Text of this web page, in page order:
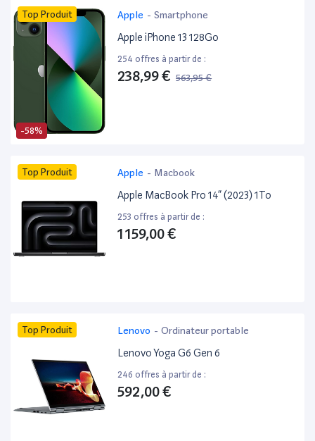
-58%
Top Produit Apple - Smartphone
Apple iPhone 13 128Go
254 offres à partir de :
238,99 € 563,95 €
Top Produit Apple - Macbook
Apple MacBook Pro 14” (2023) 1To
253 offres à partir de :
1 159,00 €
Top Produit Lenovo - Ordinateur portable
Lenovo Yoga G6 Gen 6
246 offres à partir de :
592,00 €